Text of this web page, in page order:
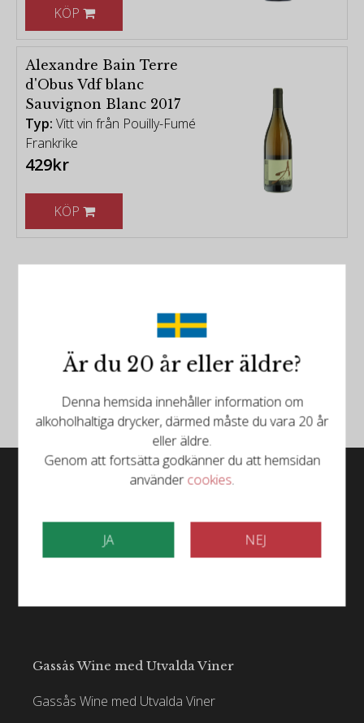
KÖP
Alexandre Bain Terre
d'Obus Vdf blanc
Sauvignon Blanc 2017
Typ: Vitt vin från Pouilly-Fumé
Frankrike
429kr
KÖP
Följ oss på Facebook
Följ oss på Instagram
Gassås Wine med Utvalda Viner
Gassås Wine med Utvalda Viner
Är du 20 år eller äldre?
Denna hemsida innehåller information om
alkoholhaltiga drycker, därmed måste du vara 20 år
eller äldre.
Genom att fortsätta godkänner du att hemsidan
användercookies.
JA NEJ